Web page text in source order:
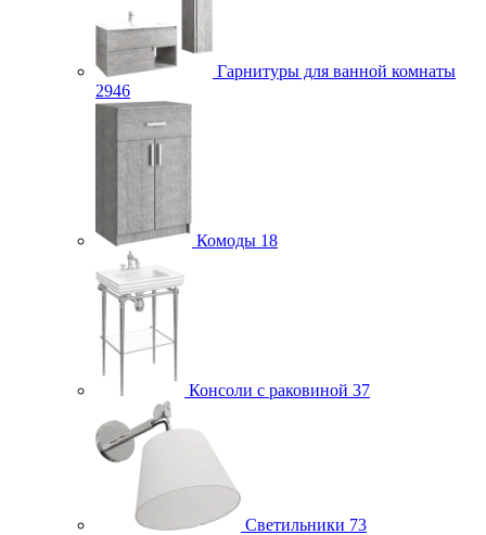
Гарнитуры для ванной комнаты
2946
Комоды 18
Консоли с раковиной 37
Светильники 73